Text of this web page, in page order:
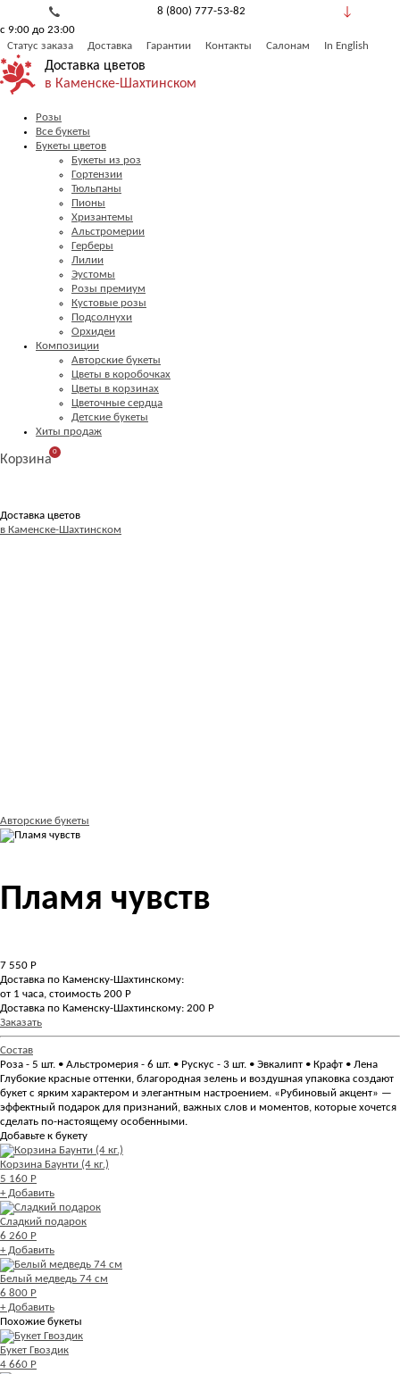
8 (800) 777-53-82
с 9:00 до 23:00
Статус заказа
Доставка Гарантии Контакты Салонам In English
Доставка цветов
в Каменске-Шахтинском
Розы
Все букеты
Букеты цветов
Букеты из роз
Гортензии
Тюльпаны
Пионы
Хризантемы
Альстромерии
Герберы
Лилии
Эустомы
Розы премиум
Кустовые розы
Подсолнухи
Орхидеи
Композиции
Авторские букеты
Цветы в коробочках
Цветы в корзинах
Цветочные сердца
Детские букеты
Хиты продаж
Корзина
0
Доставка цветов
в Каменске-Шахтинском
Авторские букеты
Пламя чувств
7 550 Р
Доставка по Каменску-Шахтинскому:
от 1 часа, стоимость 200 Р
Доставка по Каменску-Шахтинскому: 200 Р
Заказать
Состав
Роза - 5 шт. • Альстромерия - 6 шт. • Рускус - 3 шт. • Эвкалипт • Крафт • Лена
Глубокие красные оттенки, благородная зелень и воздушная упаковка создают
букет с ярким характером и элегантным настроением. «Рубиновый акцент» —
эффектный подарок для признаний, важных слов и моментов, которые хочется
сделать по-настоящему особенными.
Добавьте к букету
Корзина Баунти (4 кг.)
5 160 Р
+ Добавить
Сладкий подарок
6 260 Р
+ Добавить
Белый медведь 74 см
6 800 Р
+ Добавить
Похожие букеты
Букет Гвоздик
4 660 Р